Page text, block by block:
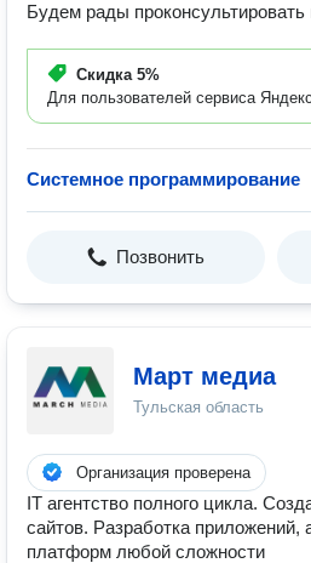
Будем рады
Скидка 5%
Для пользователей сервиса
Системное программирование
Позвонить
Март медиа
Тульская область
Организация проверена
IT агентство полного цикла.
сайтов. Разработка приложений,
платформ любой сложности